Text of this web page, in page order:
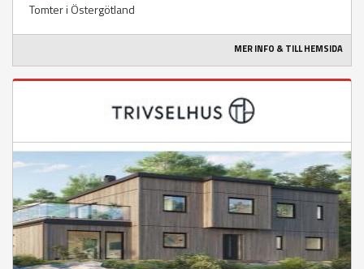
Tomter i Östergötland
MER INFO & TILL HEMSIDA